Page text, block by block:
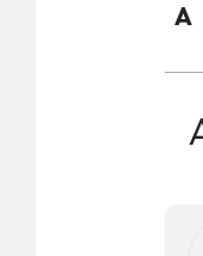
A